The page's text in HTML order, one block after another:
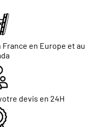
en Europe et au
devis en 24H